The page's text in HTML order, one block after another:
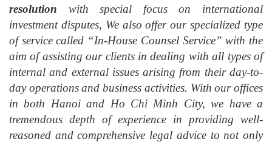
resolution with special focus on international
investment disputes, We also offer our specialized type
of service called “In-House Counsel Service” with the
aim of assisting our clients in dealing with all types of
internal and external issues arising from their day-to-
day operations and business activities. With our offices
in both Hanoi and Ho Chi Minh City, we have a
tremendous depth of experience in providing well-
reasoned and comprehensive legal advice to not only